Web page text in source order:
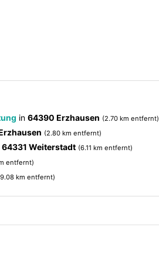
in 64390 Erzhausen (2.70 km entfernt)
(2.80 km entfernt)
64331 Weiterstadt (6.11 km entfernt)
entfernt)
km entfernt)